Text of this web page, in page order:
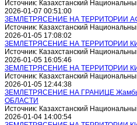
Источник: Казахстанский
2026-01-07 00:51:00
ЗЕМЛЕТРЯСЕНИЕ НА ТЕРРИТОРИИ
Источник: Казахстанский
2026-01-05 17:08:02
ЗЕМЛЕТРЯСЕНИЕ НА ТЕРРИТОРИИ
Источник: Казахстанский
2026-01-05 16:05:46
ЗЕМЛЕТРЯСЕНИЕ НА ТЕРРИТОРИИ
Источник: Казахстанский
2026-01-05 12:44:38
ЗЕМЛЕТРЯСЕНИЕ НА ГРАНИЦЕ
ОБЛАСТИ
Источник: Казахстанский
2026-01-04 14:00:54